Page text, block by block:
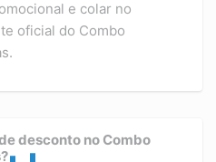
e colar no
oficial do Combo
desconto no Combo